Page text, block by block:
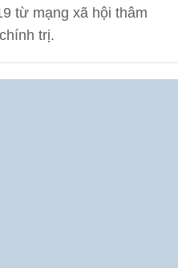
từ mạng xã hội thâm
trị.